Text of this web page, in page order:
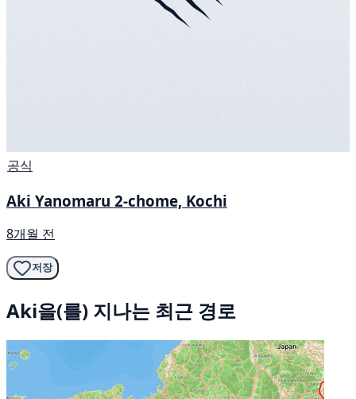
공식
Aki Yanomaru 2-chome, Kochi
8개월 전
저장
Aki을(를) 지나는 최근 경로